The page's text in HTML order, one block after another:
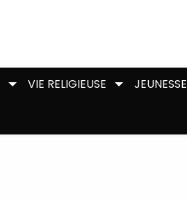
VIE RELIGIEUSE JEUNESSE